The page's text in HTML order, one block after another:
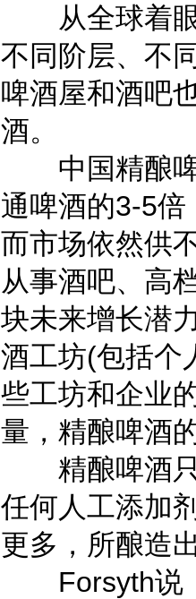
从全球着眼
不同阶层、不
啤酒屋和酒吧
酒。
中国精酿啤
通啤酒的3-5
而市场依然供
从事酒吧、高
块未来增长潜
酒工坊(包括个
些工坊和企业
量，精酿啤酒
精酿啤酒只
任何人工添加
更多，所酿造
Forsyth说：